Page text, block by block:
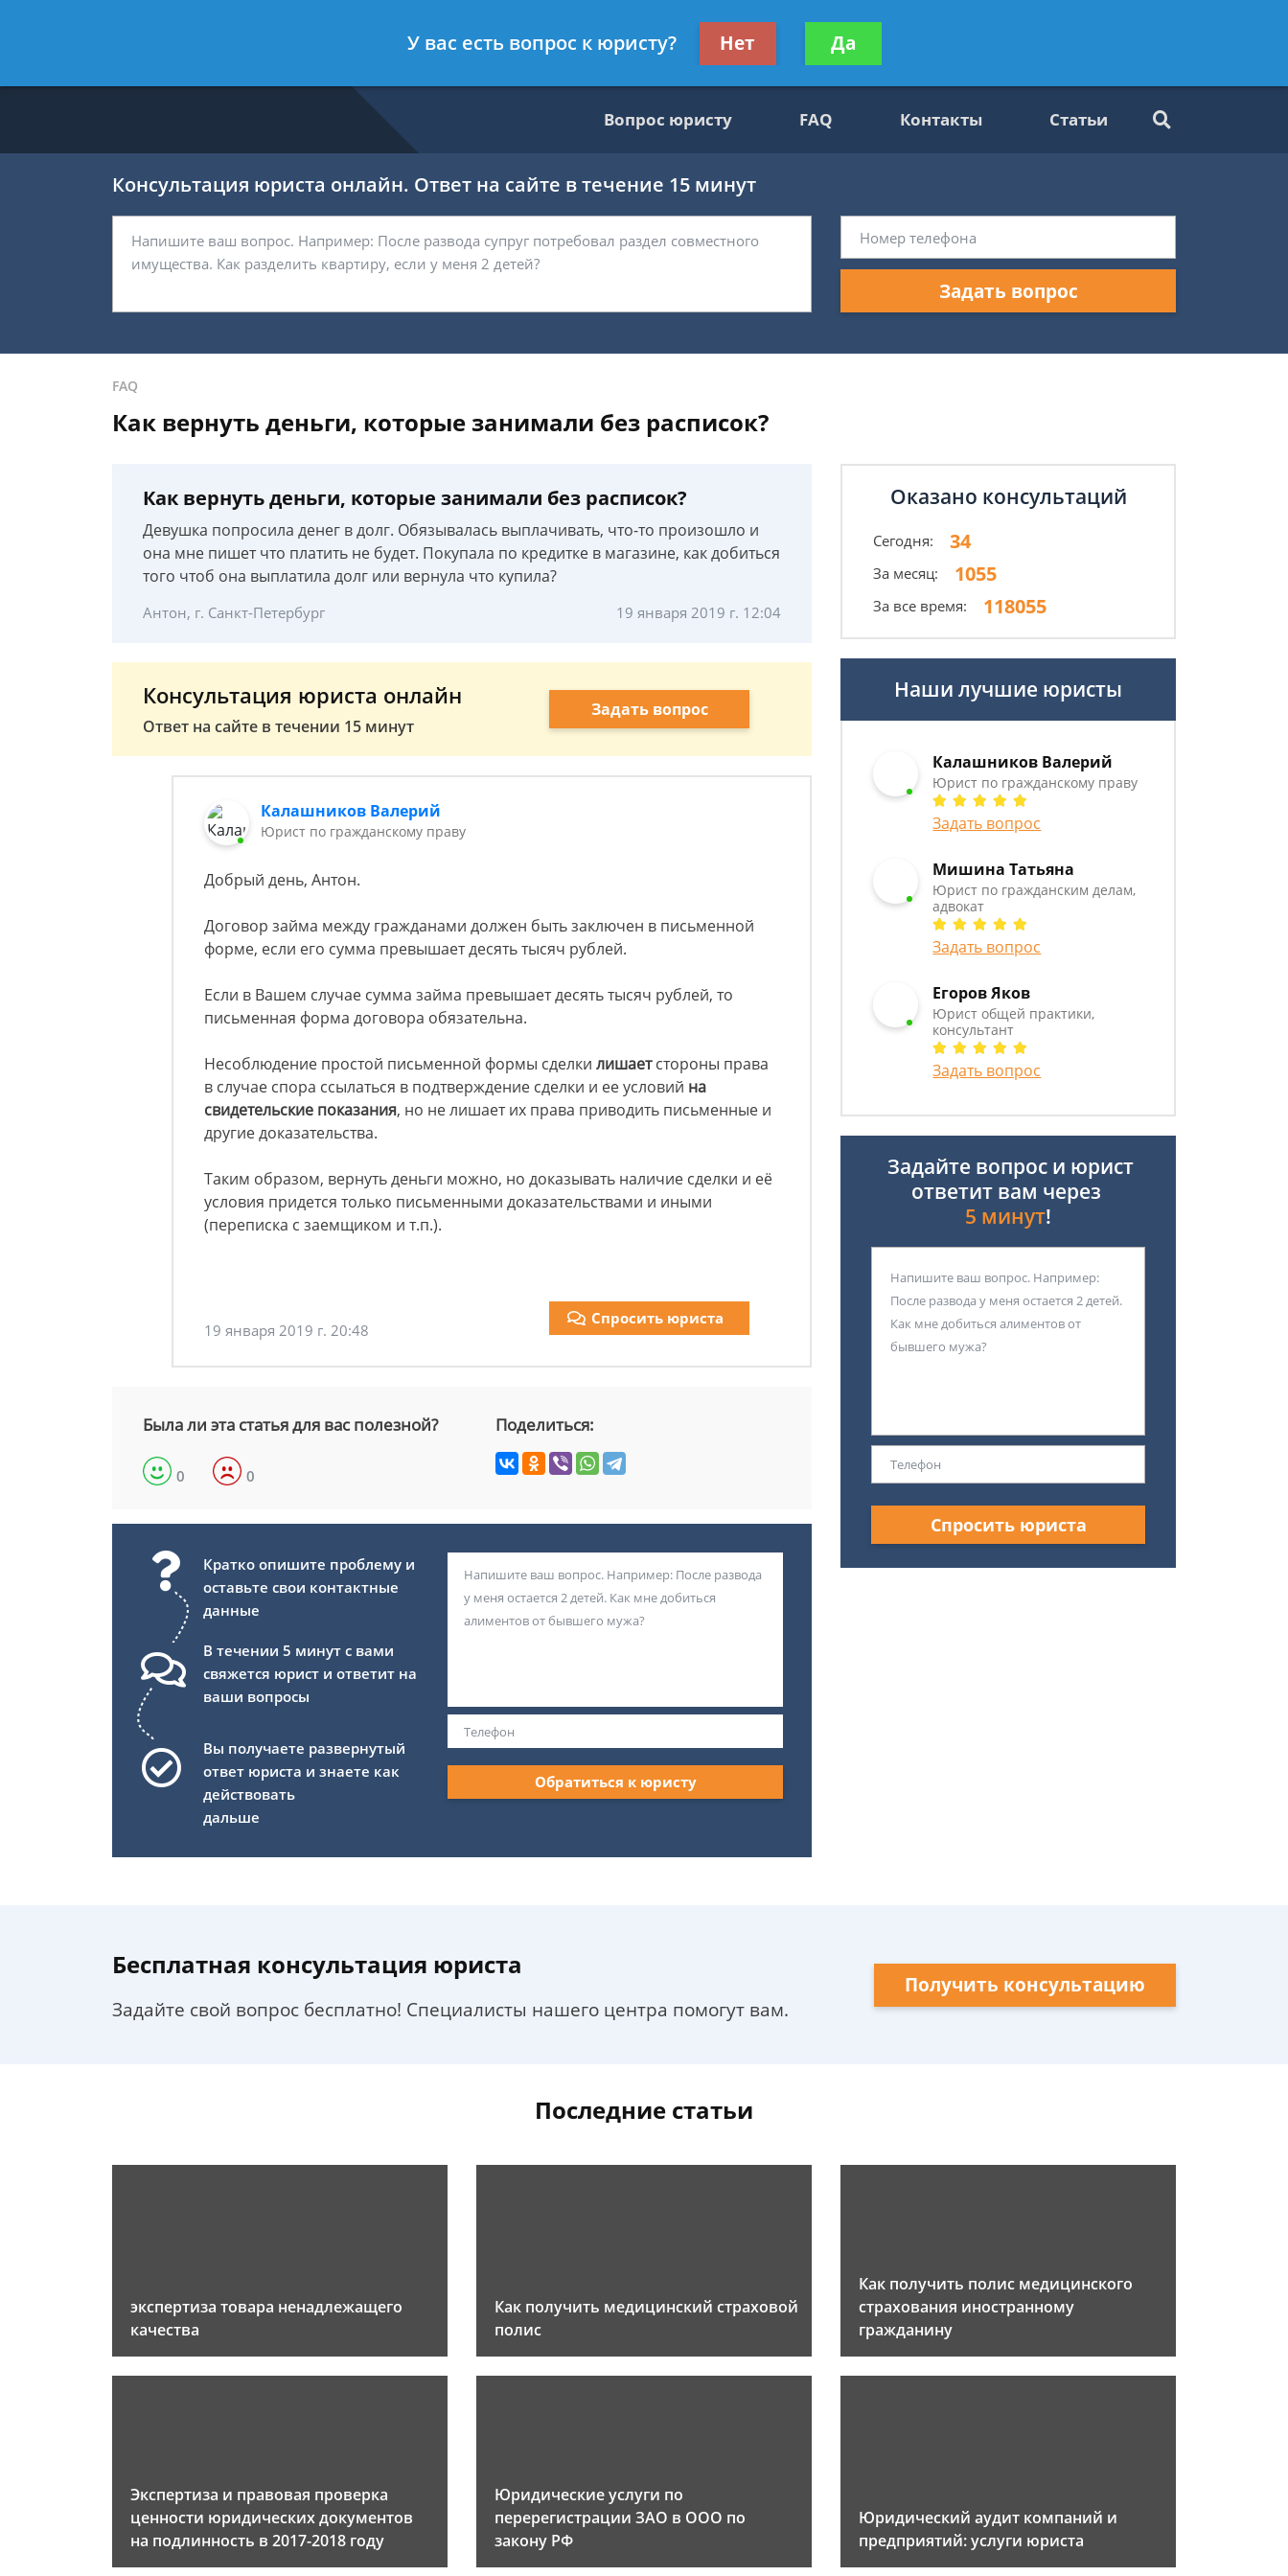
- Юрист по гражданскому праву
Получите консультацию
бесплатно
Вопрос юристу FAQ Контакты Статьи
Консультация юриста онлайн. Ответ на сайте в течение 15 минут
Задать вопрос
FAQ
Как вернуть деньги, которые занимали без расписок?
Как вернуть деньги, которые занимали без расписок?
Девушка попросила денег в долг. Обязывалась выплачивать, что-то произошло и
она мне пишет что платить не будет. Покупала по кредитке в магазине, как добиться
того чтоб она выплатила долг или вернула что купила?
Антон, г. Санкт-Петербург 19 января 2019 г. 12:04
Консультация юриста онлайн
Ответ на сайте в течении 15 минут
Задать вопрос
Калашников Валерий
Юрист по гражданскому праву
Добрый день, Антон.
Договор займа между гражданами должен быть заключен в письменной
форме, если его сумма превышает десять тысяч рублей.
Если в Вашем случае сумма займа превышает десять тысяч рублей, то
письменная форма договора обязательна.
Несоблюдение простой письменной формы сделки лишаетстороны права
в случае спора ссылаться в подтверждение сделки и ее условий на
свидетельские показания, но не лишает их права приводить письменные и
другие доказательства.
Таким образом, вернуть деньги можно, но доказывать наличие сделки и её
условия придется только письменными доказательствами и иными
(переписка с заемщиком и т.п.).
19 января 2019 г. 20:48
Спросить юриста
Была ли эта статья для вас полезной?
0 0
Поделиться:
Кратко опишите проблему и
оставьте свои контактные
данные
В течении 5 минут с вами
свяжется юрист и ответит на
ваши вопросы
Вы получаете развернутый
ответ юриста и знаете как
действовать
дальше
Обратиться к юристу
Оказано консультаций
Сегодня: 34
За месяц: 1055
За все время: 118055
Наши лучшие юристы
Калашников Валерий
Юрист по гражданскому праву
Задать вопрос
Мишина Татьяна
Юрист по гражданским делам,
адвокат
Задать вопрос
Егоров Яков
Юрист общей практики,
консультант
Задать вопрос
Задайте вопрос и юрист
ответит вам через
5 минут!
Спросить юриста
Бесплатная консультация юриста
Задайте свой вопрос бесплатно! Специалисты нашего центра помогут вам.
Получить консультацию
Последние статьи
экспертиза товара ненадлежащего
качества
Как получить медицинский страховой
полис
Как получить полис медицинского
страхования иностранному
гражданину
Экспертиза и правовая проверка
ценности юридических документов
на подлинность в 2017-2018 году
Юридические услуги по
перерегистрации ЗАО в ООО по
закону РФ
Юридический аудит компаний и
предприятий: услуги юриста
У вас есть вопрос к юристу? Нет Да